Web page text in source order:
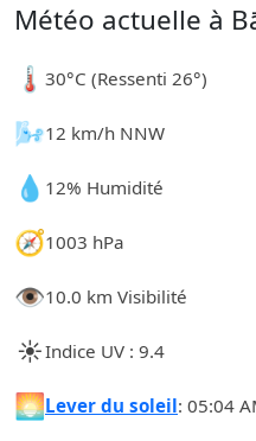
Météo actuelle à
🌡️30°C (Ressenti 26°)
🌬️12 km/h NNW
💧 12% Humidité
🧭1003 hPa
👁️10.0 km Visibilité
☀️Indice UV : 9.4
🌅Lever du soleil: 05:04